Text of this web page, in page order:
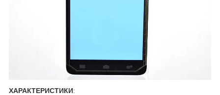
ХАРАКТЕРИСТИКИ: